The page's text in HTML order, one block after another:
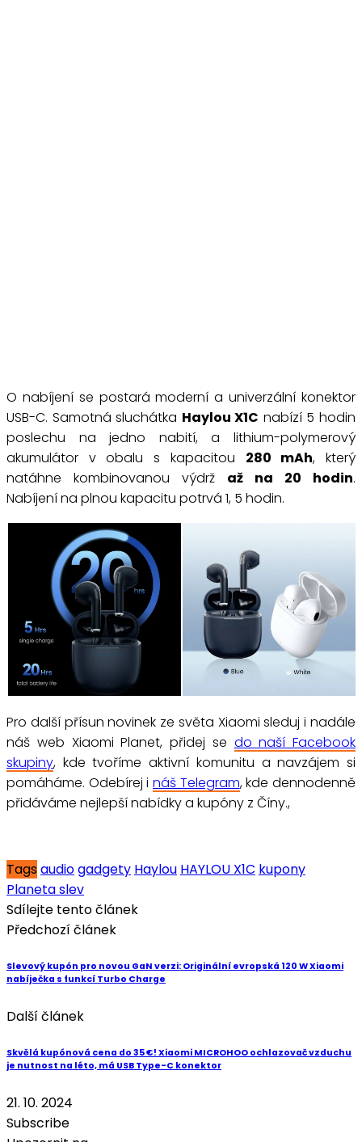
O nabíjení se postará moderní a univerzální konektor
USB-C. Samotná sluchátka Haylou X1C nabízí 5 hodin
poslechu na jedno nabití, a lithium-polymerový
akumulátor v obalu s kapacitou 280 mAh, který
natáhne kombinovanou výdrž až na 20 hodin.
Nabíjení na plnou kapacitu potrvá 1, 5 hodin.
Pro další přísun novinek ze světa Xiaomi sleduj i nadále
náš web Xiaomi Planet, přidej se do naší Facebook
skupiny, kde tvoříme aktivní komunitu a navzájem si
pomáháme. Odebírej i náš Telegram, kde dennodenně
přidáváme nejlepší nabídky a kupóny z Číny.,
Tagsaudiogadgety Haylou HAYLOU X1C kupony
Planeta slev
Sdílejte tento článek
Předchozí článek
Slevový kupón pro novou GaN verzi: Originální evropská 120 W Xiaomi
nabíječka s funkcí Turbo Charge
Další článek
Skvělá kupónová cena do 35 €! Xiaomi MICROHOO ochlazovač vzduchu
je nutnost na léto, má USB Type-C konektor
21. 10. 2024
Subscribe